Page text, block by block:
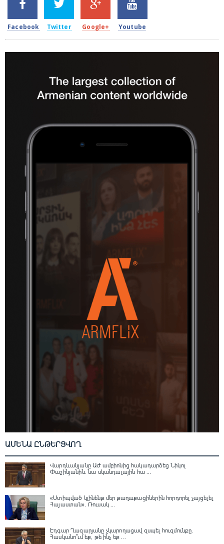
2k
Facebook
1.5k
Twitter
203
Google+
620
Youtube
ԱՄԵՆԱ ԸՆԹԵՐՑՎՈՂ
Վարդևանյանը ԱԺ ամբիոնից հակադարձեց Նիկոլ
Փաշինյանին․ նա սկանդալային հա ...
«Ստիպված կլինենք մեր քաղաքացիներին հորդորել չայցելել
Հայաստան»․ Ռուսակ ...
Էդգար Ղազարյանը չկարողացավ զսպել հուզմունքը.
Հասկանո՞ւմ եք, թե ինչ եք ...